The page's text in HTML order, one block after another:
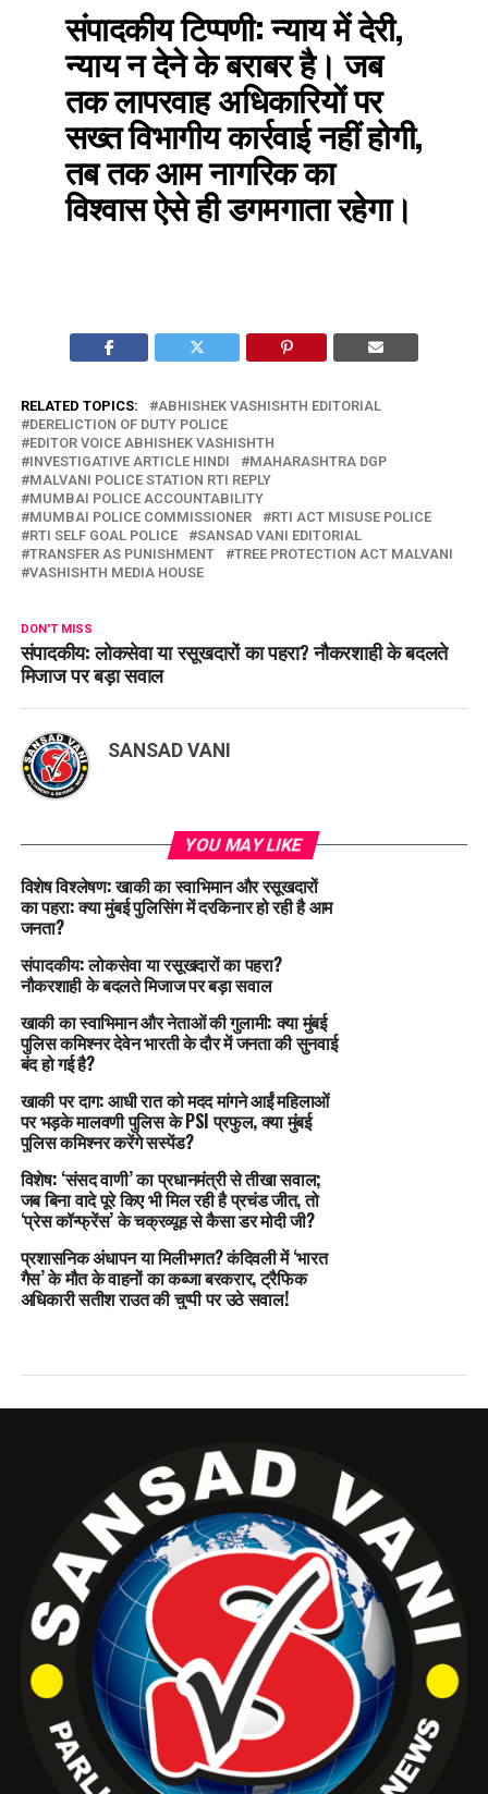
संपादकीय टिप्पणी:न्याय में देरी,
न्याय न देने के बराबर है। जब
तक लापरवाह अधिकारियों पर
सख्त विभागीय कार्रवाई नहीं होगी,
तब तक आम नागरिक का
विश्वास ऐसे ही डगमगाता रहेगा।
RELATED TOPICS:
ABHISHEK VASHISHTH EDITORIAL
DERELICTION OF DUTY POLICE
EDITOR VOICE ABHISHEK VASHISHTH
INVESTIGATIVE ARTICLE HINDI
MAHARASHTRA DGP
MALVANI POLICE STATION RTI REPLY
MUMBAI POLICE ACCOUNTABILITY
MUMBAI POLICE COMMISSIONER
RTI ACT MISUSE POLICE
RTI SELF GOAL POLICE
SANSAD VANI EDITORIAL
TRANSFER AS PUNISHMENT
TREE PROTECTION ACT MALVANI
VASHISHTH MEDIA HOUSE
DON'T MISS
संपादकीय: लोकसेवा या रसूखदारों का पहरा? नौकरशाही के बदलते
मिजाज पर बड़ा सवाल
SANSAD VANI
YOU MAY LIKE
विशेष विश्लेषण: खाकी का स्वाभिमान और रसूखदारों
का पहरा: क्या मुंबई पुलिसिंग में दरकिनार हो रही है आम
जनता?
संपादकीय: लोकसेवा या रसूखदारों का पहरा?
नौकरशाही के बदलते मिजाज पर बड़ा सवाल
खाकी का स्वाभिमान और नेताओं की गुलामी: क्या मुंबई
पुलिस कमिश्नर देवेन भारती के दौर में जनता की सुनवाई
बंद हो गई है?
खाकी पर दाग: आधी रात को मदद मांगने आईं महिलाओं
पर भड़के मालवणी पुलिस के PSI प्रफुल, क्या मुंबई
पुलिस कमिश्नर करेंगे सस्पेंड?
विशेष: ‘संसद वाणी’ का प्रधानमंत्री से तीखा सवाल;
जब बिना वादे पूरे किए भी मिल रही है प्रचंड जीत, तो
‘प्रेस कॉन्फ्रेंस’ के चक्रव्यूह से कैसा डर मोदी जी?
प्रशासनिक अंधापन या मिलीभगत? कंदिवली में ‘भारत
गैस’ के मौत के वाहनों का कब्जा बरकरार, ट्रैफिक
अधिकारी सतीश राउत की चुप्पी पर उठे सवाल!